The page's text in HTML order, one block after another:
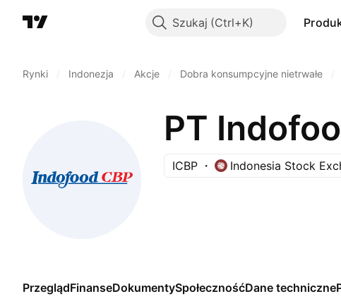
Szukaj
Rynki Indonezja Akcje Dobra konsumpcyjne nietrwałe
PT
ICBP Indonesia Stock
PrzeglądFinanseDokumentySpołecznośćDane techniczne